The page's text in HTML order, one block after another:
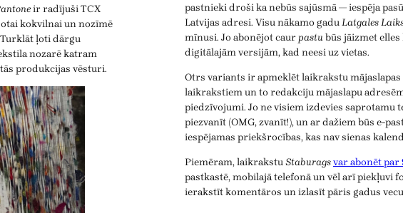
ir radījuši TCX
kokvilnai un nozīmē
ļoti dārgu
nozarē katram
produkcijas vēsturi.
pastnieki droši ka nebūs sajūsmā — iespēja
Latvijas adresi. Visu nākamo gaduLatgales
mīnusi. Jo abonējot caurpastubūs jāizmet
digitālajām versijām, kad neesi uz vietas.
Otrs variants ir apmeklēt laikrakstu
laikrakstiem un to redakciju mājaslapu
piedzīvojumi. Jo ne visiem izdevies
piezvanīt (OMG, zvanīt!), un ar dažiem būs e-
iespējamas priekšrocības, kas nav sienas
Piemēram, laikrakstuStaburagsvar abonēt par
pastkastē, mobilajā telefonā un vēl arī piekļuvi
ierakstīt komentāros un izlasīt pāris gadus